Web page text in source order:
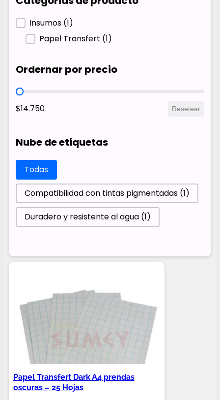
Categorias de producto
Insumos (1)
Papel Transfert (1)
Ordernar por precio
Ordernar por precio
$14.750 Resetear
Nube de etiquetas
Nube de etiquetas
Todas
Compatibilidad con tintas pigmentadas (1)
Duradero y resistente al agua (1)
Papel Transfert Dark A4 prendas
oscuras – 25 Hojas